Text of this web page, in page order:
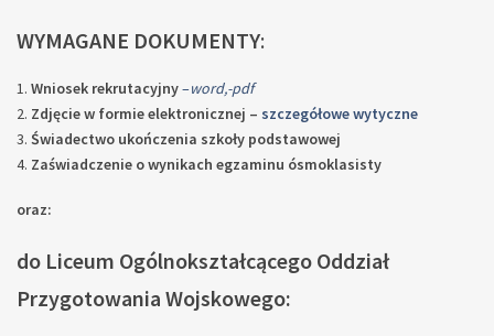
WYMAGANE DOKUMENTY:
Wniosek rekrutacyjny–word,-pdf
Zdjęcie w formie elektronicznej – szczegółowe wytyczne
Świadectwo ukończenia szkoły podstawowej
Zaświadczenie o wynikach egzaminu ósmoklasisty
oraz:
do Liceum Ogólnokształcącego Oddział
Przygotowania Wojskowego: